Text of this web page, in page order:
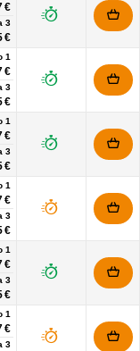
€
3
€
1
€
3
€
1
€
3
€
1
€
3
€
1
€
3
€
1
€
3